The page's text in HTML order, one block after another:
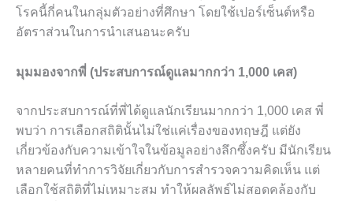
โรคนี้กี่คนในกลุ่มตัวอย่างที่ศึกษา โดยใช้เปอร์เซ็นต์หรือ
อัตราส่วนในการนำเสนอนะครับ
มุมมองจากพี่ (ประสบการณ์ดูแลมากกว่า 1,000 เคส)
จากประสบการณ์ที่พี่ได้ดูแลนักเรียนมากกว่า 1,000 เคส พี่
พบว่า การเลือกสถิตินั้นไม่ใช่แค่เรื่องของทฤษฎี แต่ยัง
เกี่ยวข้องกับความเข้าใจในข้อมูลอย่างลึกซึ้งครับ มีนักเรียน
หลายคนที่ทำการวิจัยเกี่ยวกับการสำรวจความคิดเห็น แต่
เลือกใช้สถิติที่ไม่เหมาะสม ทำให้ผลลัพธ์ไม่สอดคล้องกับ